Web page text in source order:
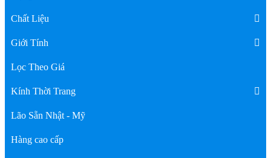
Chất Liệu
Giới Tính
Lọc Theo Giá
Kính Thời Trang
Lão Sẵn Nhật - Mỹ
Hàng cao cấp